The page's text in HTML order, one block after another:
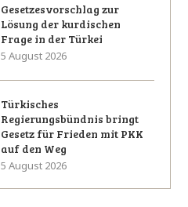
Gesetzesvorschlag zur
Lösung der kurdischen
Frage in der Türkei
5 August 2026
Türkisches
Regierungsbündnis bringt
Gesetz für Frieden mit PKK
auf den Weg
5 August 2026